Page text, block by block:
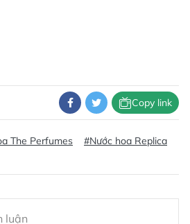
Copy link
The Perfumes #Nước hoa Replica